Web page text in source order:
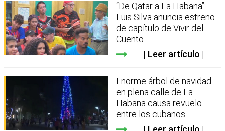
“De Qatar a La Habana”:
Luis Silva anuncia estreno
de capítulo de Vivir del
Cuento
Leer artículo
Enorme árbol de navidad
en plena calle de La
Habana causa revuelo
entre los cubanos